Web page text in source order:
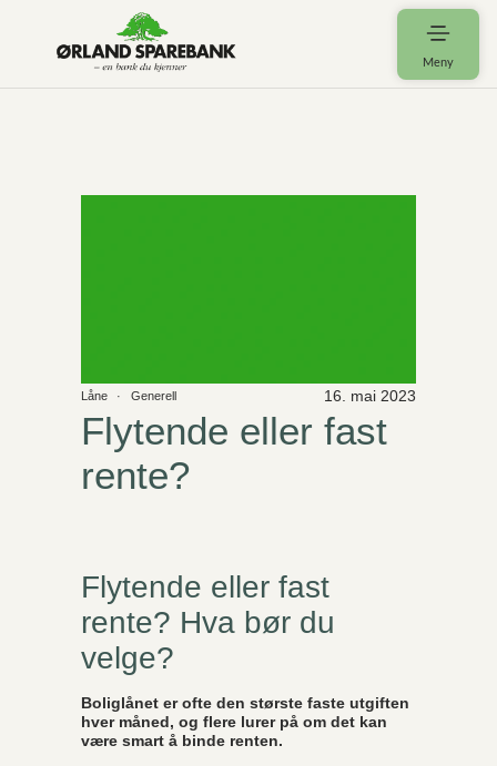
Meny
Låne Generell
Flytende eller fast
rente?
16. mai 2023
Flytende eller fast
rente? Hva bør du
velge?
Boliglånet er ofte den største faste utgiften
hver måned, og flere lurer på om det kan
være smart å binde renten.